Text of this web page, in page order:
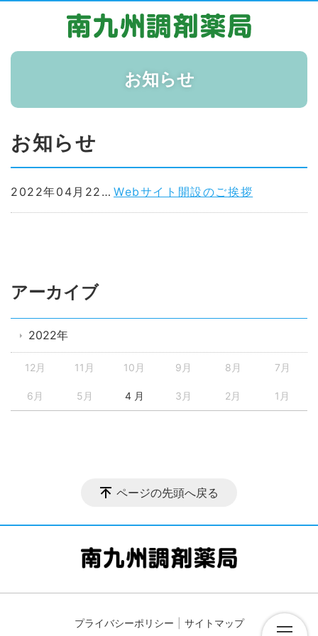
お知らせ
お知らせ
Webサイト開設のご挨拶
2022年04月22日
アーカイブ
2022年
12月 11月 10月 9月 8月 7月
6月 5月 4 月 3月 2月 1月
ページの先頭へ戻る
プライバシーポリシー サイトマップ